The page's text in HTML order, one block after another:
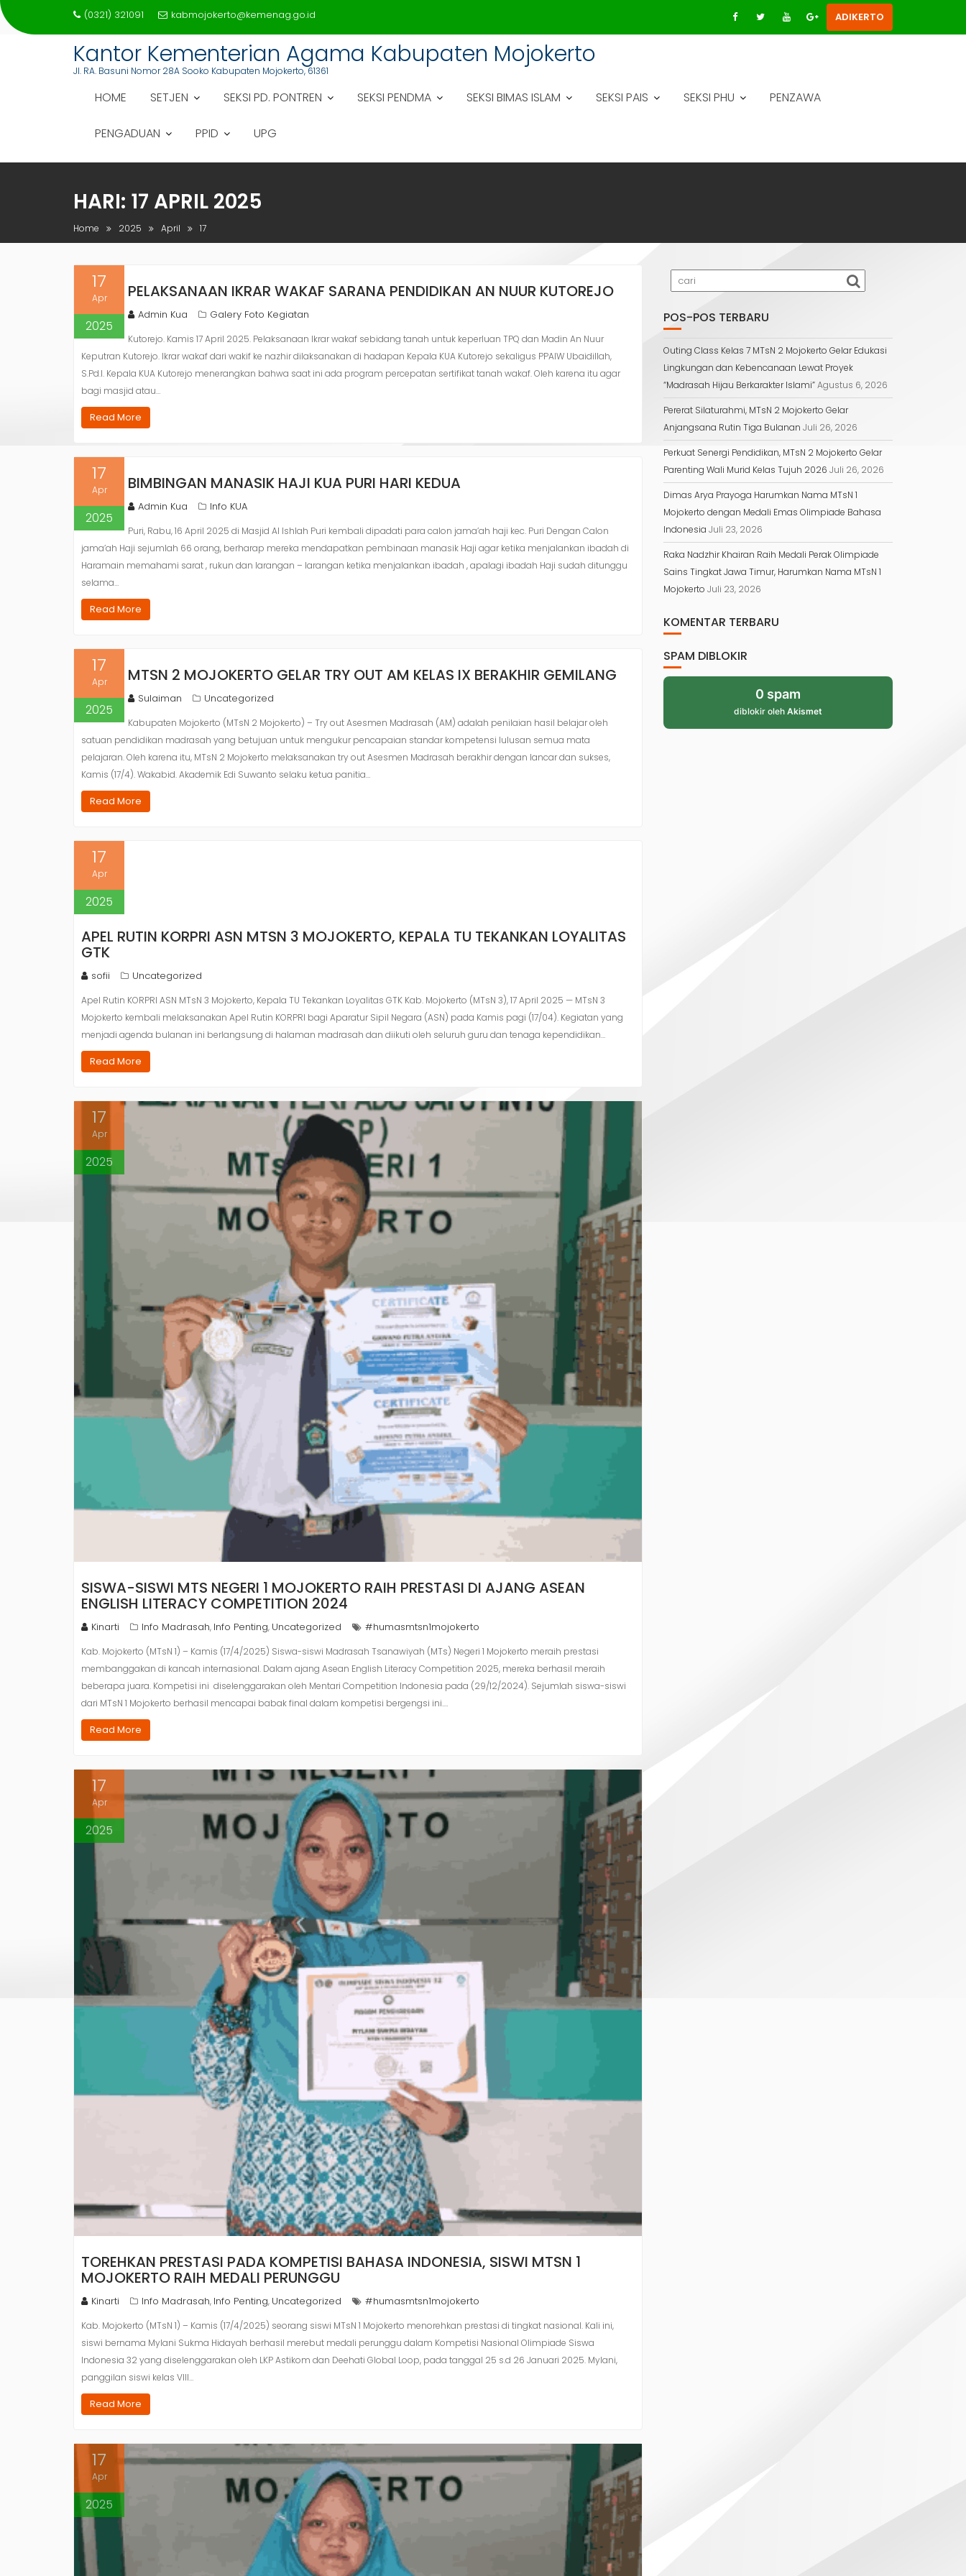
Skip
to
(0321) 321091 kabmojokerto@kemenag.go.id ADIKERTO
Kantor Kementerian Agama Kabupaten Mojokerto
Jl. RA. Basuni Nomor 28A Sooko Kabupaten Mojokerto, 61361
HOME SETJEN SEKSI PD. PONTREN SEKSI PENDMA SEKSI BIMAS ISLAM SEKSI PAIS SEKSI PHU PENZAWA
PENGADUAN PPID UPG
HARI: 17 APRIL 2025
Home 2025 April 17
17
Apr
2025
PELAKSANAAN IKRAR WAKAF SARANA PENDIDIKAN AN NUUR KUTOREJO
Admin Kua Galery Foto Kegiatan
Kutorejo. Kamis 17 April 2025. Pelaksanaan Ikrar wakaf sebidang tanah untuk keperluan TPQ dan Madin An Nuur
Keputran Kutorejo. Ikrar wakaf dari wakif ke nazhir dilaksanakan di hadapan Kepala KUA Kutorejo sekaligus PPAIW Ubaidillah,
S.Pd.I. Kepala KUA Kutorejo menerangkan bahwa saat ini ada program percepatan sertifikat tanah wakaf. Oleh karena itu agar
bagi masjid atau…
Read More
17
Apr
2025
BIMBINGAN MANASIK HAJI KUA PURI HARI KEDUA
Admin Kua Info KUA
Puri, Rabu, 16 April 2025 di Masjid Al Ishlah Puri kembali dipadati para calon jama’ah haji kec. Puri Dengan Calon
jama’ah Haji sejumlah 66 orang, berharap mereka mendapatkan pembinaan manasik Haji agar ketika menjalankan ibadah di
Haramain memahami sarat , rukun dan larangan – larangan ketika menjalankan ibadah , apalagi ibadah Haji sudah ditunggu
selama…
Read More
17
Apr
2025
MTSN 2 MOJOKERTO GELAR TRY OUT AM KELAS IX BERAKHIR GEMILANG
Sulaiman Uncategorized
Kabupaten Mojokerto (MTsN 2 Mojokerto) – Try out Asesmen Madrasah (AM) adalah penilaian hasil belajar oleh
satuan pendidikan madrasah yang betujuan untuk mengukur pencapaian standar kompetensi lulusan semua mata
pelajaran. Oleh karena itu, MTsN 2 Mojokerto melaksanakan try out Asesmen Madrasah berakhir dengan lancar dan sukses,
Kamis (17/4). Wakabid. Akademik Edi Suwanto selaku ketua panitia…
Read More
17
Apr
2025
APEL RUTIN KORPRI ASN MTSN 3 MOJOKERTO, KEPALA TU TEKANKAN LOYALITAS
GTK
sofii Uncategorized
Apel Rutin KORPRI ASN MTsN 3 Mojokerto, Kepala TU Tekankan Loyalitas GTK Kab. Mojokerto (MTsN 3), 17 April 2025 — MTsN 3
Mojokerto kembali melaksanakan Apel Rutin KORPRI bagi Aparatur Sipil Negara (ASN) pada Kamis pagi (17/04). Kegiatan yang
menjadi agenda bulanan ini berlangsung di halaman madrasah dan diikuti oleh seluruh guru dan tenaga kependidikan…
Read More
17
Apr
2025
SISWA-SISWI MTS NEGERI 1 MOJOKERTO RAIH PRESTASI DI AJANG ASEAN
ENGLISH LITERACY COMPETITION 2024
Kinarti Info Madrasah, Info Penting, Uncategorized #humasmtsn1mojokerto
Kab. Mojokerto (MTsN 1) – Kamis (17/4/2025) Siswa-siswi Madrasah Tsanawiyah (MTs) Negeri 1 Mojokerto meraih prestasi
membanggakan di kancah internasional. Dalam ajang Asean English Literacy Competition 2025, mereka berhasil meraih
beberapa juara. Kompetisi ini diselenggarakan oleh Mentari Competition Indonesia pada (29/12/2024). Sejumlah siswa-siswi
dari MTsN 1 Mojokerto berhasil mencapai babak final dalam kompetisi bergengsi ini.…
Read More
17
Apr
2025
TOREHKAN PRESTASI PADA KOMPETISI BAHASA INDONESIA, SISWI MTSN 1
MOJOKERTO RAIH MEDALI PERUNGGU
Kinarti Info Madrasah, Info Penting, Uncategorized #humasmtsn1mojokerto
Kab. Mojokerto (MTsN 1) – Kamis (17/4/2025) seorang siswi MTsN 1 Mojokerto menorehkan prestasi di tingkat nasional. Kali ini,
siswi bernama Mylani Sukma Hidayah berhasil merebut medali perunggu dalam Kompetisi Nasional Olimpiade Siswa
Indonesia 32 yang diselenggarakan oleh LKP Astikom dan Deehati Global Loop, pada tanggal 25 s.d 26 Januari 2025. Mylani,
panggilan siswi kelas VIII…
Read More
17
Apr
2025
POS-POS TERBARU
Outing Class Kelas 7 MTsN 2 Mojokerto Gelar Edukasi
Lingkungan dan Kebencanaan Lewat Proyek
“Madrasah Hijau Berkarakter Islami”Agustus 6, 2026
Pererat Silaturahmi, MTsN 2 Mojokerto Gelar
Anjangsana Rutin Tiga Bulanan Juli 26, 2026
Perkuat Senergi Pendidikan, MTsN 2 Mojokerto Gelar
Parenting Wali Murid Kelas Tujuh 2026 Juli 26, 2026
Dimas Arya Prayoga Harumkan Nama MTsN 1
Mojokerto dengan Medali Emas Olimpiade Bahasa
Indonesia Juli 23, 2026
Raka Nadzhir Khairan Raih Medali Perak Olimpiade
Sains Tingkat Jawa Timur, Harumkan Nama MTsN 1
Mojokerto Juli 23, 2026
KOMENTAR TERBARU
SPAM DIBLOKIR
0 spam
diblokir oleh Akismet